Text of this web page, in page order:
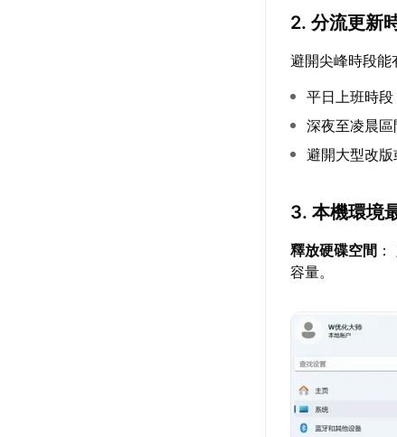
2. 分流更新
避開尖峰時段能
平日上班時
深夜至凌晨區
避開大型改
3. 本機環境
釋放硬碟空間
容量。